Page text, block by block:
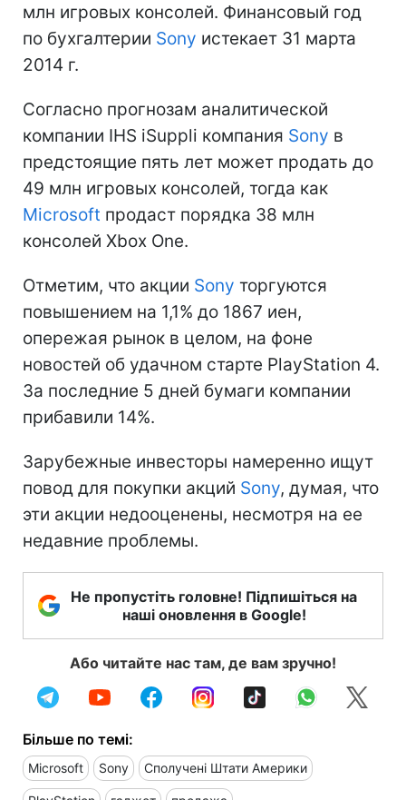
млн игровых консолей. Финансовый год
по бухгалтерии Sony истекает 31 марта
2014 г.
Согласно прогнозам аналитической
компании IHS iSuppli компания Sony в
предстоящие пять лет может продать до
49 млн игровых консолей, тогда как
Microsoft продаст порядка 38 млн
консолей Xbox One.
Отметим, что акции Sony торгуются
повышением на 1,1% до 1867 иен,
опережая рынок в целом, на фоне
новостей об удачном старте PlayStation 4.
За последние 5 дней бумаги компании
прибавили 14%.
Зарубежные инвесторы намеренно ищут
повод для покупки акций Sony, думая, что
эти акции недооценены, несмотря на ее
недавние проблемы.
Не пропустіть головне! Підпишіться на
наші оновлення в Google!
Або читайте нас там, де вам зручно!
Більше по темі:
Microsoft Sony Сполучені Штати Америки